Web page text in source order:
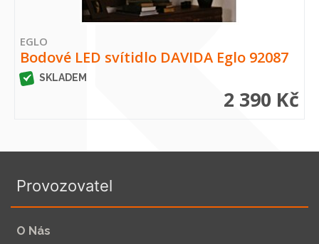
EGLO
Bodové LED svítidlo DAVIDA Eglo 92087
SKLADEM
2 390 Kč
Provozovatel
O Nás